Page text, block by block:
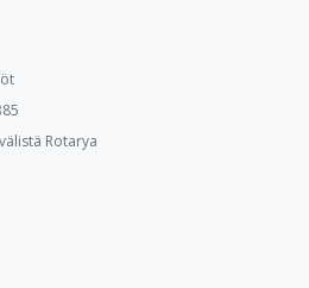
Rotarya